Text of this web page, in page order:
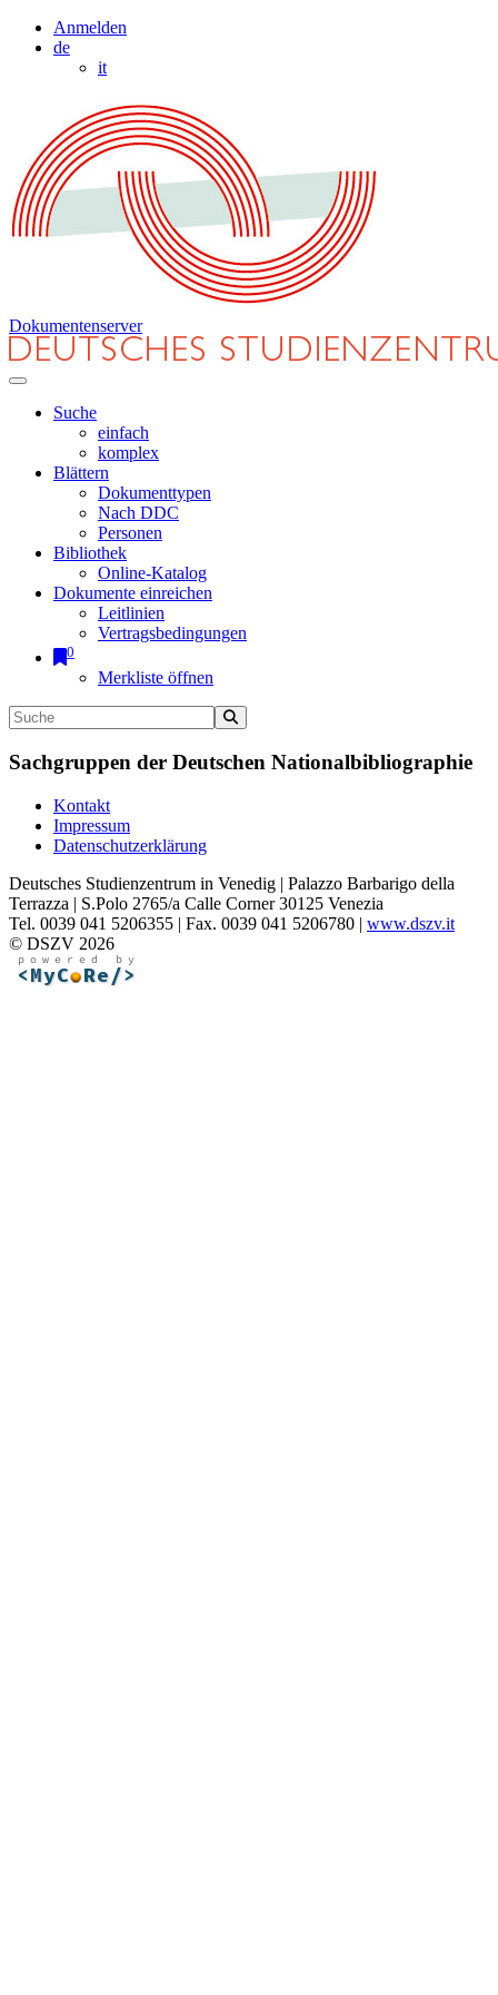
Anmelden
de
it
Dokumentenserver
Suche
einfach
komplex
Blättern
Dokumenttypen
Nach DDC
Personen
Bibliothek
Online-Katalog
Dokumente einreichen
Leitlinien
Vertragsbedingungen
0
Merkliste öffnen
Sachgruppen der Deutschen Nationalbibliographie
Kontakt
Impressum
Datenschutzerklärung
Deutsches Studienzentrum in Venedig | Palazzo Barbarigo della
Terrazza | S.Polo 2765/a Calle Corner 30125 Venezia
Tel. 0039 041 5206355 | Fax. 0039 041 5206780 | www.dszv.it
© DSZV 2026